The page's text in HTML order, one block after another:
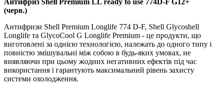
(черв.)
Антифризи Shell Premium Longlife 774 D-F, Shell Glycoshell
Longlife та GlycoCool G Longlife Premium - це продукти, що
виготовлені за однією технологією, належать до одного типу і
повністю змішувальні між собою в будь-яких умовах, не
виявляючи при цьому жодних негативних ефектів під час
використання і гарантують максимальний рівень захисту
системи охолодження.